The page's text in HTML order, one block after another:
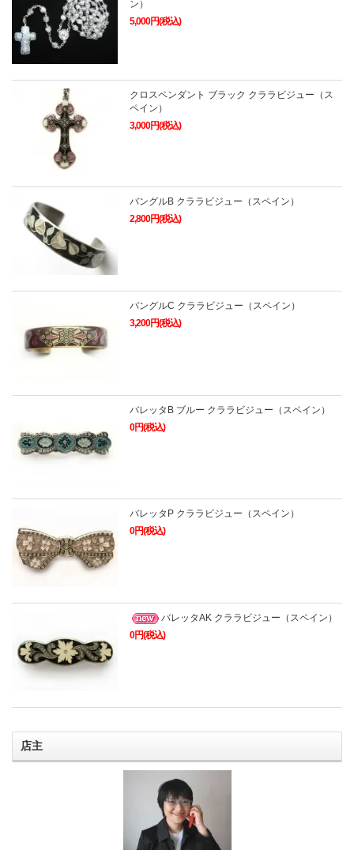
ン）
5,000円(税込)
クロスペンダント ブラック クララビジュー（ス
ペイン）
3,000円(税込)
バングルB クララビジュー（スペイン）
2,800円(税込)
バングルC クララビジュー（スペイン）
3,200円(税込)
バレッタB ブルー クララビジュー（スペイン）
0円(税込)
バレッタP クララビジュー（スペイン）
0円(税込)
バレッタAK クララビジュー（スペイン）
0円(税込)
店主